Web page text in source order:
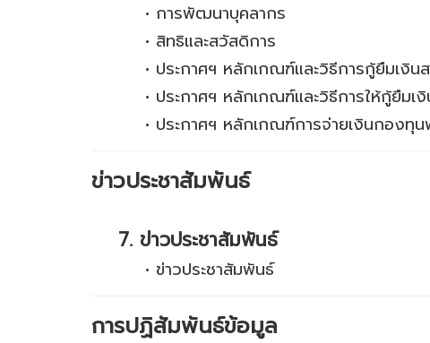
• การพัฒนาบุคลากร
• สิทธิและสวัสดิการ
• ประกาศฯ หลักเกณฑ์และวิธีการกู้ยืมเงิ
• ประกาศฯ หลักเกณฑ์และวิธีการให้กู้ยื
• ประกาศฯ หลักเกณฑ์การจ่ายเงินกอง
ข่าวประชาสัมพันธ์
7. ข่าวประชาสัมพันธ์
• ข่าวประชาสัมพันธ์
การปฏิสัมพันธ์ข้อมูล